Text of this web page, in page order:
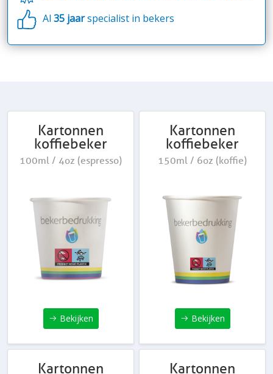
Al 35 jaarspecialist in bekers
Kartonnen
koffiebeker
100ml / 4oz (espresso)
Bekijken
Kartonnen
koffiebeker
150ml / 6oz (koffie)
Bekijken
Kartonnen Kartonnen